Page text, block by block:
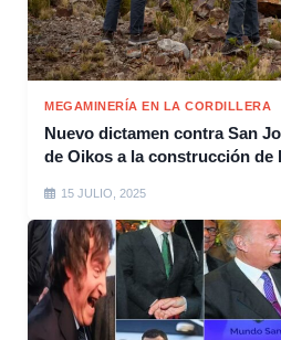
MEGAMINERÍA EN LA CORDILLERA
Nuevo dictamen contra San
de Oikos a la construcción de
15 JULIO, 2025